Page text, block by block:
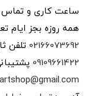
ساعت کاری و تماس
همه روزه بجز ایام تعطیل 9 صبح
02166073692 تلفن
09109661422